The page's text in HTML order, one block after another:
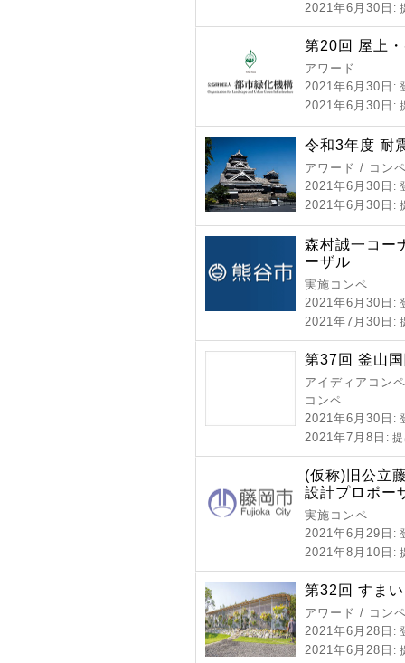
2021年6月30日 :
第20回 屋上
アワード
2021年6月30日 :
2021年6月30日 :
令和3年度 耐
アワード / コン
2021年6月30日 :
2021年6月30日 :
森村誠一コー
ーザル
実施コンペ
2021年6月30日 :
2021年7月30日 :
第37回 釜山
アイディアコン
コンペ
2021年6月30日 :
2021年7月8日 :
(仮称)旧公立
設計プロポー
実施コンペ
2021年6月29日 :
2021年8月10日 :
第32回 すま
アワード / コン
2021年6月28日 :
2021年6月28日 :